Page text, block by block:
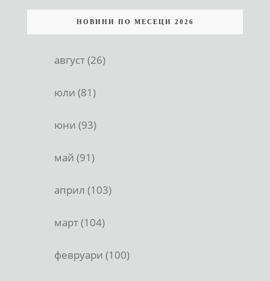
НОВИНИ ПО МЕСЕЦИ 2026
август (26)
юли (81)
юни (93)
май (91)
април (103)
март (104)
февруари (100)